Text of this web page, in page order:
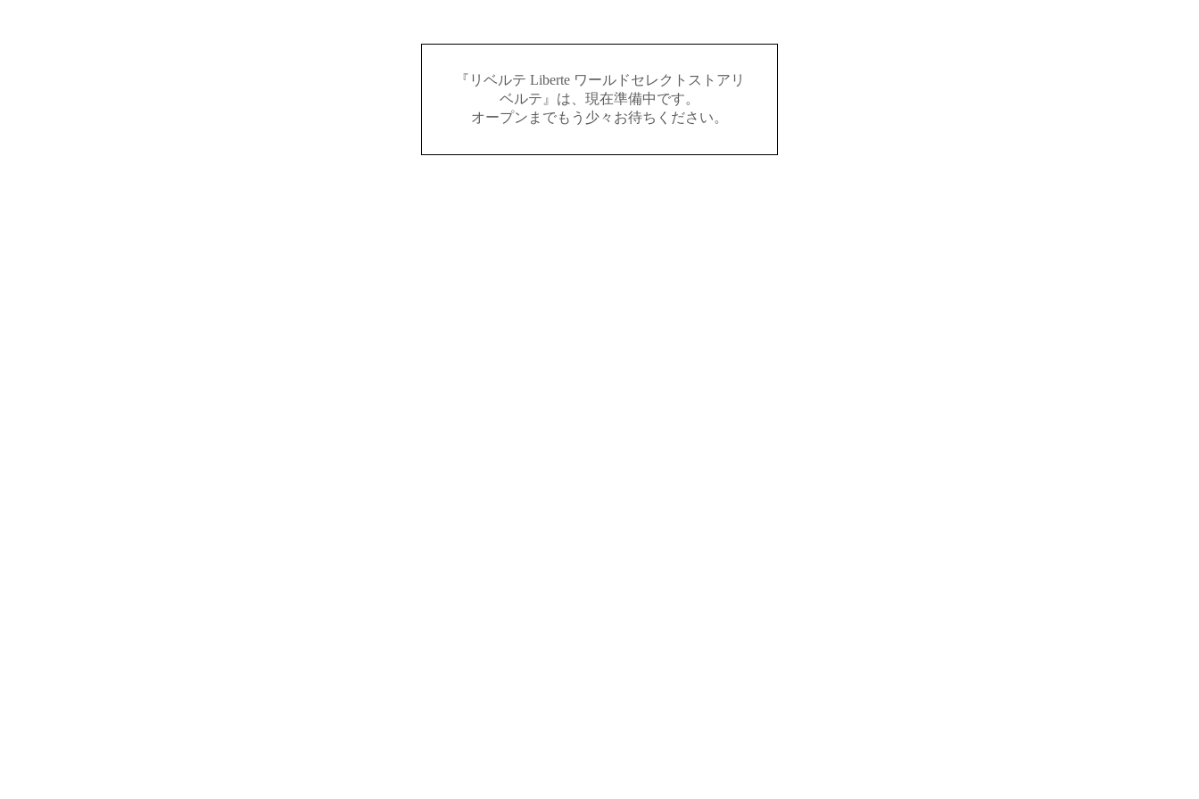
『リベルテ Liberte ワールドセレクトストアリ
ベルテ』は、現在準備中です。
オープンまでもう少々お待ちください。